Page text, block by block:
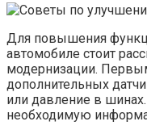
Для повышения
автомобиле стоит
модернизации.
дополнительных
или давление в
необходимую